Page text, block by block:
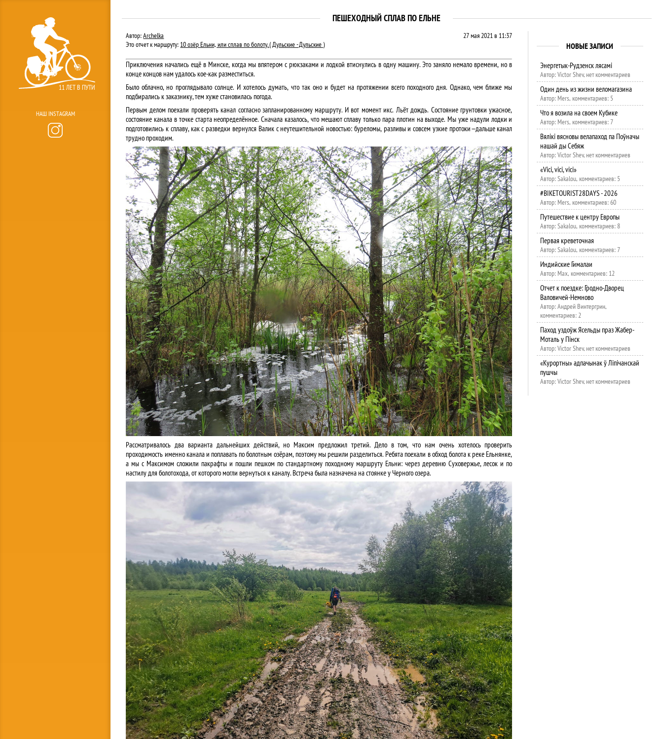
11 ЛЕТ В ПУТИ
НАШ INSTAGRAM
ПЕШЕХОДНЫЙ СПЛАВ ПО ЕЛЬНЕ
Автор:Archelka
Это отчет к маршруту: 10 озёр Ельни, или сплав по болоту. ( Дульские - Дульские )
27 мая 2021 в 11:37
Приключения начались ещё в Минске, когда мы впятером с рюкзаками и лодкой втиснулись в одну машину. Это заняло немало времени, но в
конце концов нам удалось кое-как разместиться.
Было облачно, но проглядывало солнце. И хотелось думать, что так оно и будет на протяжении всего походного дня. Однако, чем ближе мы
подбирались к заказнику, тем хуже становилась погода.
Первым делом поехали проверять канал согласно запланированному маршруту. И вот момент икс. Льёт дождь. Состояние грунтовки ужасное,
состояние канала в точке старта неопределённое. Сначала казалось, что мешают сплаву только пара плотин на выходе. Мы уже надули лодки и
подготовились к сплаву, как с разведки вернулся Валик с неутешительной новостью: буреломы, разливы и совсем узкие протоки — дальше канал
трудно проходим.
Рассматривалось два варианта дальнейших действий, но Максим предложил третий. Дело в том, что нам очень хотелось проверить
проходимость именно канала и поплавать по болотным озёрам, поэтому мы решили разделиться. Ребята поехали в обход болота к реке Ельнянке,
а мы с Максимом сложили пакрафты и пошли пешком по стандартному походному маршруту Ельни: через деревню Суховержье, лесок и по
настилу для болотохода, от которого могли вернуться к каналу. Встреча была назначена на стоянке у Черного озера.
НОВЫЕ ЗАПИСИ
Энергетык-Рудзенск лясамі
Автор: Victor Shev, нет комментариев
Один день из жизни веломагазина
Автор: Mers, комментариев: 5
Что я возила на своем Кубике
Автор: Mers, комментариев: 7
Вялікі вясновы велапаход па Поўначы
нашай ды Себяж
Автор: Victor Shev, нет комментариев
«Vici, vici, vici»
Автор: Sakalou, комментариев: 5
#BIKETOURIST28DAYS - 2026
Автор: Mers, комментариев: 60
Путешествие к центру Европы
Автор: Sakalou, комментариев: 8
Первая креветочная
Автор: Sakalou, комментариев: 7
Индийские Гималаи
Автор: Max, комментариев: 12
Отчет к поездке: Гродно-Дворец
Валовичей-Немново
Автор: Андрей Винтергрин,
комментариев: 2
Паход уздоўж Ясельды праз Жабер-
Моталь у Пінск
Автор: Victor Shev, нет комментариев
«Курортны» адпачынак ў Ліпічанскай
пушчы
Автор: Victor Shev, нет комментариев